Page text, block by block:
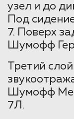
узел и до
Под
7. Поверх
Шумофф
Третий
Шумофф
7Л.